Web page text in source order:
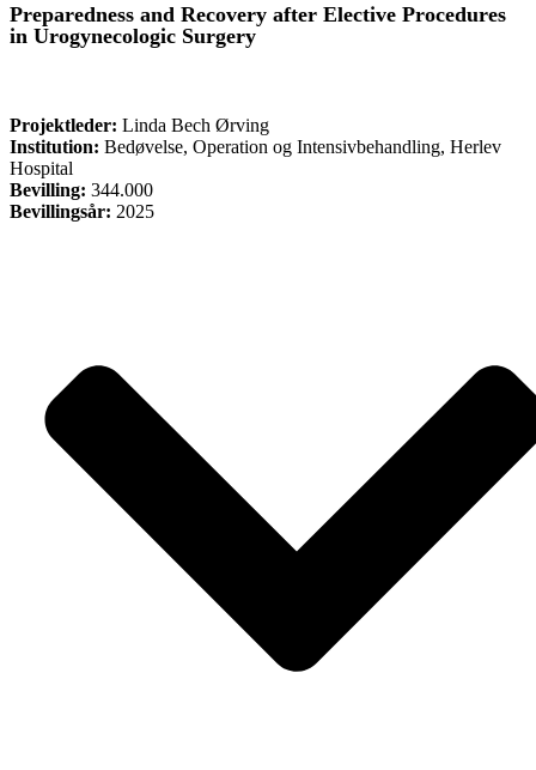
Preparedness and Recovery after Elective Procedures
in Urogynecologic Surgery
Projektleder: Linda Bech Ørving
Institution: Bedøvelse, Operation og Intensivbehandling, Herlev
Hospital
Bevilling: 344.000
Bevillingsår: 2025